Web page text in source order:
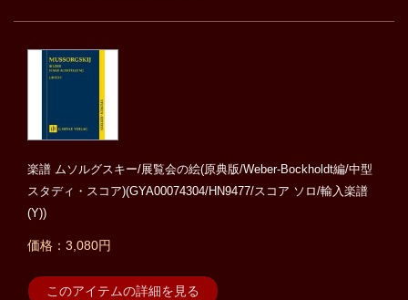
楽譜 ムソルグスキー/展覧会の絵(原典版/Weber-Bockholdt編/中型
スタディ・スコア)(GYA00074304/HN9477/スコア ソロ/輸入楽譜
(Y))
価格：3,080円
このアイテムの詳細を見る